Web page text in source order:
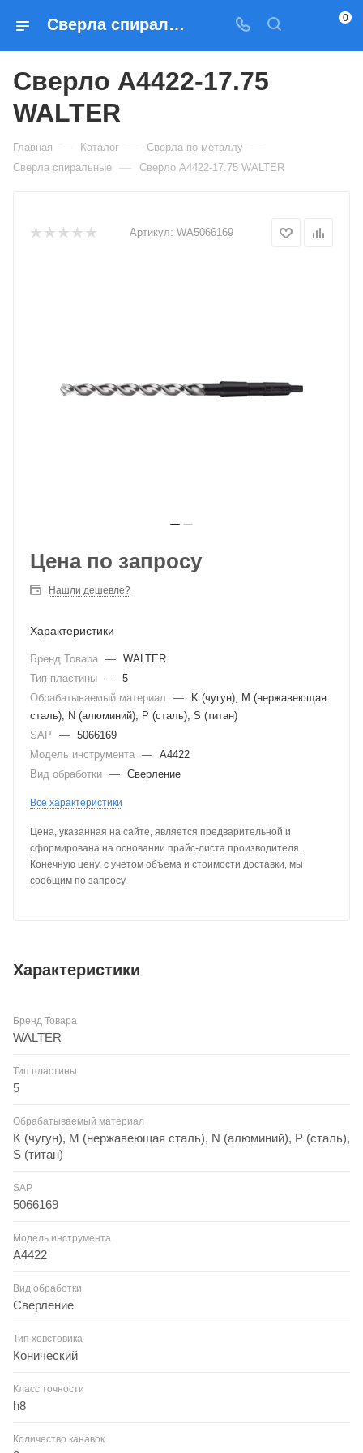
Сверла спиральные Сверло A4422-17.75 WALTER — купить по выгодным ценам в Москве 0
Сверло A4422-17.75
WALTER
Главная — Каталог — Сверла по металлу —
Сверла спиральные — Сверло A4422-17.75 WALTER
Артикул: WA5066169
Цена по запросу
Нашли дешевле?
Характеристики
Бренд Товара — WALTER
Тип пластины — 5
Обрабатываемый материал
—
K (чугун), M (нержавеющая
сталь), N (алюминий), P (сталь), S (титан)
SAP
— 5066169
Модель инструмента — A4422
Вид обработки — Сверление
Все характеристики
Цена, указанная на сайте, является предварительной и
сформирована на основании прайс-листа производителя.
Конечную цену, с учетом объема и стоимости доставки, мы
сообщим по запросу.
Характеристики
Бренд Товара
WALTER
Тип пластины
5
Обрабатываемый материал
K (чугун), M (нержавеющая сталь), N (алюминий), P (сталь),
S (титан)
SAP
5066169
Модель инструмента
A4422
Вид обработки
Сверление
Тип ховстовика
Конический
Класс точности
h8
Количество канавок